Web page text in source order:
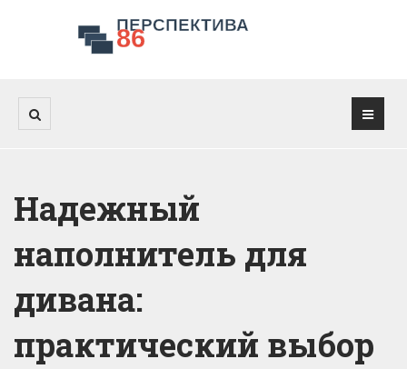
Надежный
наполнитель для
дивана:
практический выбор